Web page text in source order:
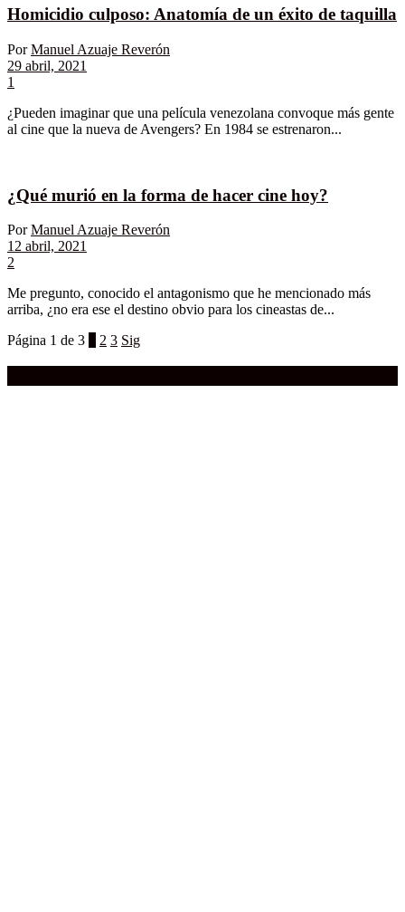
Homicidio culposo: Anatomía de un éxito de taquilla
Por Manuel Azuaje Reverón
29 abril, 2021
1
¿Pueden imaginar que una película venezolana convoque más gente
al cine que la nueva de Avengers? En 1984 se estrenaron...
¿Qué murió en la forma de hacer cine hoy?
Por Manuel Azuaje Reverón
12 abril, 2021
2
Me pregunto, conocido el antagonismo que he mencionado más
arriba, ¿no era ese el destino obvio para los cineastas de...
Página 1 de 3
2 3 Sig